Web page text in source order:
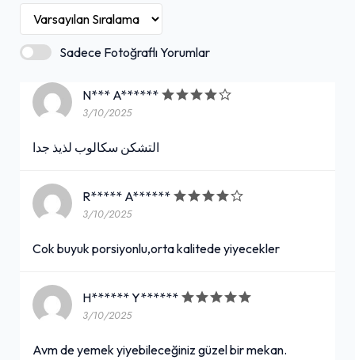
Sadece Fotoğraflı Yorumlar
N*** A******
3/10/2025
التشكن سكالوب لذيذ جدا
R***** A******
3/10/2025
Cok buyuk porsiyonlu,orta kalitede yiyecekler
H****** Y******
3/10/2025
Avm de yemek yiyebileceğiniz güzel bir mekan.